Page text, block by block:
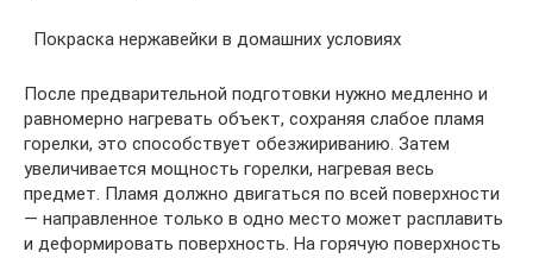
Покраска нержавейки в домашних условиях
После предварительной подготовки нужно медленно и
равномерно нагревать объект, сохраняя слабое пламя
горелки, это способствует обезжириванию. Затем
увеличивается мощность горелки, нагревая весь
предмет. Пламя должно двигаться по всей поверхности
— направленное только в одно место может расплавить
и деформировать поверхность. На горячую поверхность